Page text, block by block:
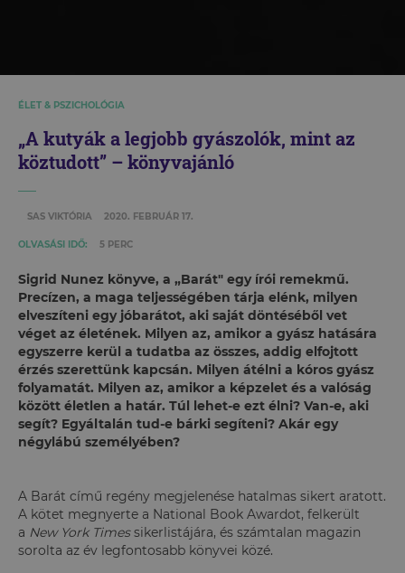
ÉLET & PSZICHOLÓGIA
„A kutyák a legjobb gyászolók, mint az
köztudott” – könyvajánló
SAS VIKTÓRIA 2020. FEBRUÁR 17.
OLVASÁSI IDŐ: 5 PERC
Sigrid Nunez könyve, a „Barát" egy írói remekmű.
Precízen, a maga teljességében tárja elénk, milyen
elveszíteni egy jóbarátot, aki saját döntéséből vet
véget az életének. Milyen az, amikor a gyász hatására
egyszerre kerül a tudatba az összes, addig elfojtott
érzés szerettünk kapcsán. Milyen átélni a kóros gyász
folyamatát. Milyen az, amikor a képzelet és a valóság
között életlen a határ. Túl lehet-e ezt élni? Van-e, aki
segít? Egyáltalán tud-e bárki segíteni? Akár egy
négylábú személyében?
A Barát című regény megjelenése hatalmas sikert aratott.
A kötet megnyerte a National Book Awardot, felkerült
a New York Timessikerlistájára, és számtalan magazin
sorolta az év legfontosabb könyvei közé.